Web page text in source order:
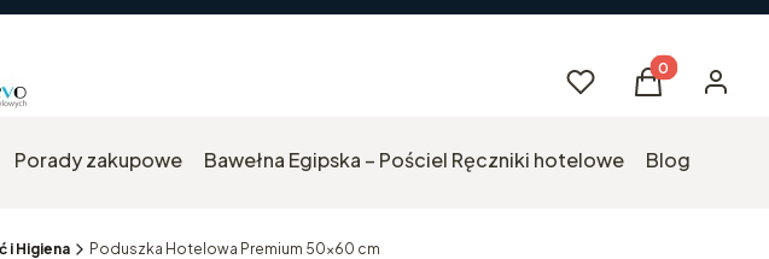
UlubioneProdukty w
Koszyk
Porady zakupowe Bawełna Egipska – Pościel Ręczniki hotelowe Blog
i Higiena Poduszka Hotelowa Premium 50x60 cm